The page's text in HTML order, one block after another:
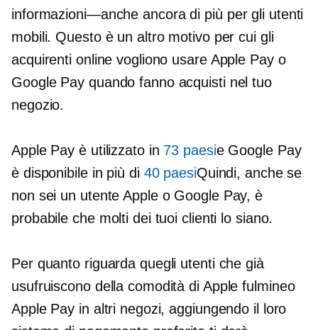
informazioni—anche ancora di più per gli utenti
mobili. Questo è un altro motivo per cui gli
acquirenti online vogliono usare Apple Pay o
Google Pay quando fanno acquisti nel tuo
negozio.
Apple Pay è utilizzato in 73 paesie Google Pay
è disponibile in più di 40 paesiQuindi, anche se
non sei un utente Apple o Google Pay, è
probabile che molti dei tuoi clienti lo siano.
Per quanto riguarda quegli utenti che già
usufruiscono della comodità di Applefulmineo
Apple Pay in altri negozi, aggiungendo il loro